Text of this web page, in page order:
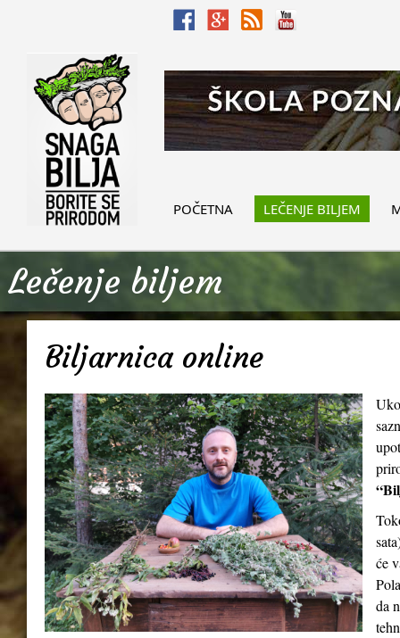
POČETNA LEČENJE BILJEM
Lečenje biljem
Biljarnica online
će
da